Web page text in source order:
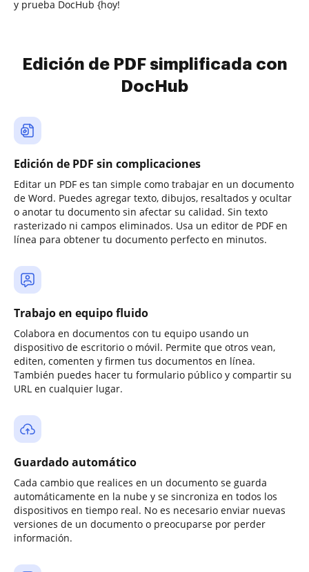
y prueba DocHub {hoy!
Edición de PDF simplificada con
DocHub
Edición de PDF sin complicaciones
Editar un PDF es tan simple como trabajar en un documento
de Word. Puedes agregar texto, dibujos, resaltados y ocultar
o anotar tu documento sin afectar su calidad. Sin texto
rasterizado ni campos eliminados. Usa un editor de PDF en
línea para obtener tu documento perfecto en minutos.
Trabajo en equipo fluido
Colabora en documentos con tu equipo usando un
dispositivo de escritorio o móvil. Permite que otros vean,
editen, comenten y firmen tus documentos en línea.
También puedes hacer tu formulario público y compartir su
URL en cualquier lugar.
Guardado automático
Cada cambio que realices en un documento se guarda
automáticamente en la nube y se sincroniza en todos los
dispositivos en tiempo real. No es necesario enviar nuevas
versiones de un documento o preocuparse por perder
información.